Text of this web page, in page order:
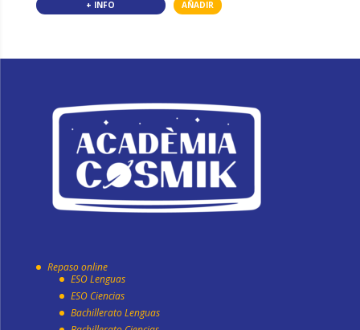
+ INFO AÑADIR
Repaso online
ESO Lenguas
ESO Ciencias
Bachillerato Lenguas